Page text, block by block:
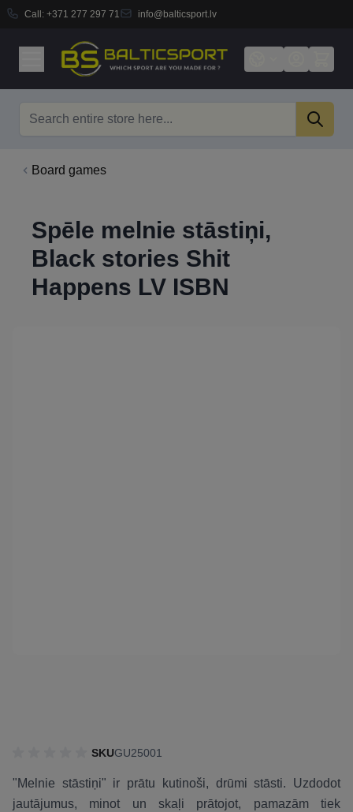
Call: +371 277 297 71 info@balticsport.lv
Board games
Spēle melnie stāstiņi,
Black stories Shit
Happens LV ISBN
SKUGU25001
"Melnie stāstiņi" ir prātu kutinoši, drūmi stāsti. Uzdodot
jautājumus, minot un skaļi prātojot, pamazām tiek